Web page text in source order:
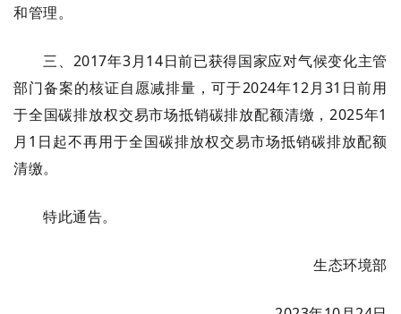
和管理。
三、2017年3月14日前已获得国家应对气候变化主管
部门备案的核证自愿减排量，可于2024年12月31日前用
于全国碳排放权交易市场抵销碳排放配额清缴，2025年1
月1日起不再用于全国碳排放权交易市场抵销碳排放配额
清缴。
特此通告。
生态环境部